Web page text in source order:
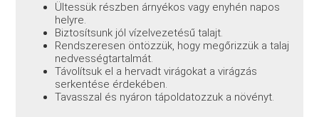
Ültessük részben árnyékos vagy enyhén napos
helyre.
Biztosítsunk jól vízelvezetésű talajt.
Rendszeresen öntözzük, hogy megőrizzük a talaj
nedvességtartalmát.
Távolítsuk el a hervadt virágokat a virágzás
serkentése érdekében.
Tavasszal és nyáron tápoldatozzuk a növényt.